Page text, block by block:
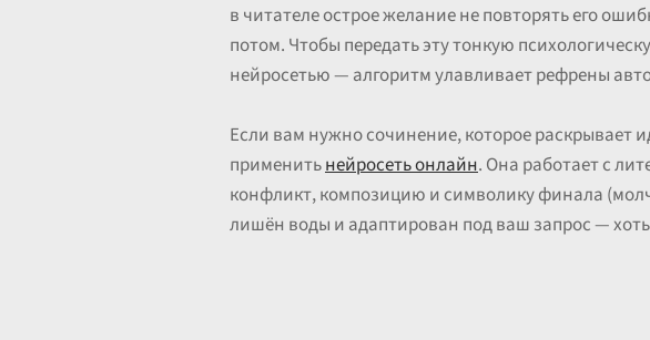
в читателе острое желание не повторять его
потом. Чтобы передать эту тонкую
нейросетью — алгоритм улавливает рефрены
Если вам нужно сочинение, которое раскрывает
применитьнейросеть онлайн. Она работает с
конфликт, композицию и символику финала
лишён воды и адаптирован под ваш запрос —